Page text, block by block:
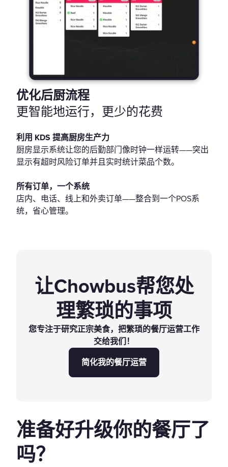
优化后厨流程
更智能地运行，更少的花费
利用 KDS 提高厨房生产力
厨房显示系统让您的后勤部门像时钟一样运转——突出
显示有超时风险订单并且实时统计菜品个数。
所有订单，一个系统
店内、电话、线上和外卖订单——整合到一个POS系
统，省心管理。
让Chowbus帮您处
理繁琐的事项
您专注于研究正宗美食，把繁琐的餐厅运营工作
交给我们！
简化我的餐厅运营
准备好升级你的餐厅了
吗？